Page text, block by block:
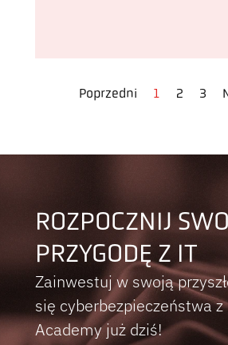
Poprzedni 1 2 3
ROZPOCZNIJ
PRZYGODĘ Z IT
Zainwestuj w swoją
się cyberbezpieczeństwa z
Academy już dziś!